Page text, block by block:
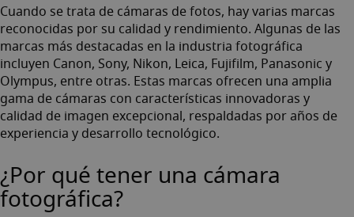
Cuando se trata de cámaras de fotos, hay varias marcas
reconocidas por su calidad y rendimiento. Algunas de las
marcas más destacadas en la industria fotográfica
incluyen Canon, Sony, Nikon, Leica, Fujifilm, Panasonic y
Olympus, entre otras. Estas marcas ofrecen una amplia
gama de cámaras con características innovadoras y
calidad de imagen excepcional, respaldadas por años de
experiencia y desarrollo tecnológico.
¿Por qué tener una cámara
fotográfica?